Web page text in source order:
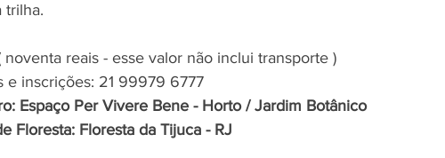
trilha.
reais - esse valor não inclui transporte )
e inscrições: 21 99979 6777
Espaço Per Vivere Bene - Horto / Jardim Botânico
Floresta: Floresta da Tijuca - RJ